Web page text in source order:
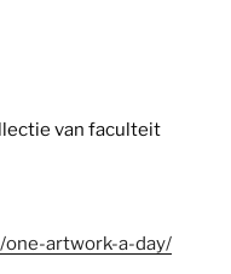
van faculteit
artwork-a-day/